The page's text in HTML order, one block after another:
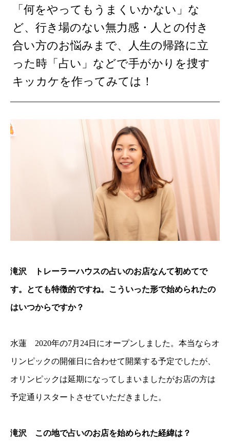
「何をやってもうまくいかない」な
ど、行き場のない無力感・人との付き
合い方のお悩みまで、人生の帰路に立
った時「占い」などで手がかりを捜す
キッカケを作ってみては！
滝沢 トレーラーハウスの占いのお店なんて初めてで
す。とても特徴的ですね。こういった形で始められたの
はいつからですか？
水蓮 2020年の7月24日にオープンしました。本当ならオ
リンピックの開催日に合わせて開業する予定でしたが、
オリンピックは延期になってしまいましたがお店の方は
予定通りスタートさせていただきました。
滝沢 この地で占いのお店を始められた経緯は？